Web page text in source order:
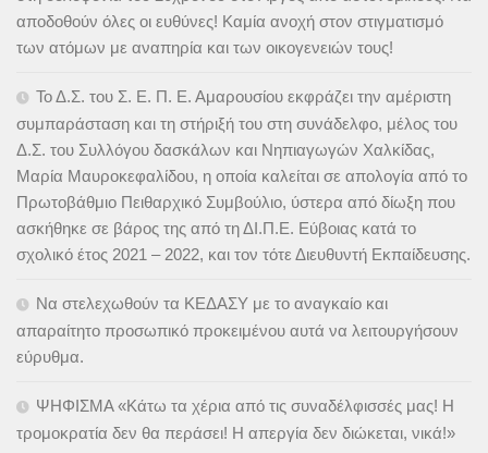
αποδοθούν όλες οι ευθύνες! Καμία ανοχή στον στιγματισμό
των ατόμων με αναπηρία και των οικογενειών τους!
Το Δ.Σ. του Σ. Ε. Π. Ε. Αμαρουσίου εκφράζει την αμέριστη
συμπαράσταση και τη στήριξή του στη συνάδελφο, μέλος του
Δ.Σ. του Συλλόγου δασκάλων και Νηπιαγωγών Χαλκίδας,
Μαρία Μαυροκεφαλίδου, η οποία καλείται σε απολογία από το
Πρωτοβάθμιο Πειθαρχικό Συμβούλιο, ύστερα από δίωξη που
ασκήθηκε σε βάρος της από τη ΔΙ.Π.Ε. Εύβοιας κατά το
σχολικό έτος 2021 – 2022, και τον τότε Διευθυντή Εκπαίδευσης.
Να στελεχωθούν τα ΚΕΔΑΣΥ με το αναγκαίο και
απαραίτητο προσωπικό προκειμένου αυτά να λειτουργήσουν
εύρυθμα.
ΨΗΦΙΣΜΑ «Κάτω τα χέρια από τις συναδέλφισσές μας! Η
τρομοκρατία δεν θα περάσει! Η απεργία δεν διώκεται, νικά!»